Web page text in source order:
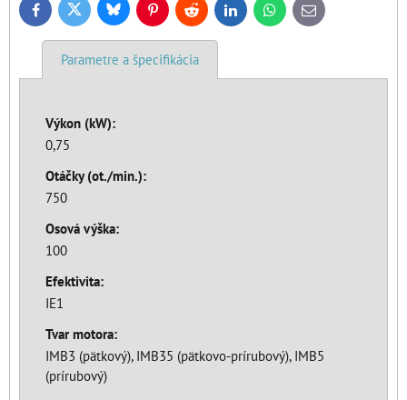
FacebookTwitter BlueskyPinterestReddit LinkedInWhatsApp
E-
mail
Parametre a špecifikácia
Výkon (kW):
0,75
Otáčky (ot./min.):
750
Osová výška:
100
Efektivita:
IE1
Tvar motora:
IMB3 (pätkový), IMB35 (pätkovo-prírubový), IMB5
(prírubový)